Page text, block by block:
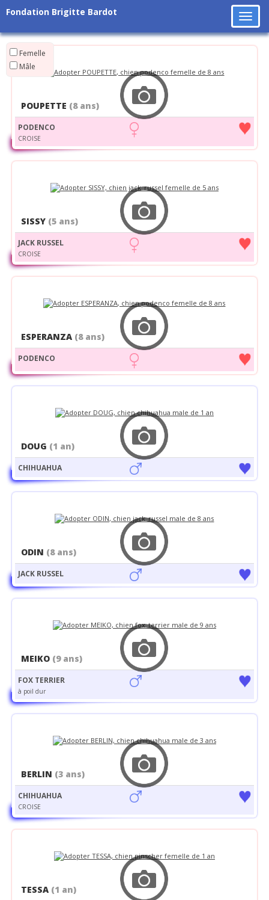
Fondation Brigitte Bardot
Femelle
Mâle
POUPETTE (8 ans)
PODENCO
CROISE
SISSY (5 ans)
JACK RUSSEL
CROISE
ESPERANZA (8 ans)
PODENCO
DOUG (1 an)
CHIHUAHUA
ODIN (8 ans)
JACK RUSSEL
MEIKO (9 ans)
FOX TERRIER
à poil dur
BERLIN (3 ans)
CHIHUAHUA
CROISE
TESSA (1 an)